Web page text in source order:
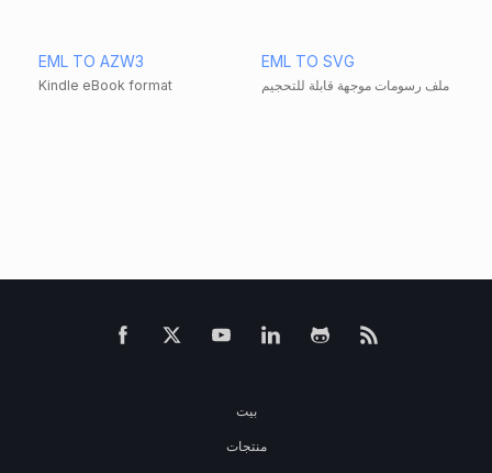
EML TO AZW3
Kindle eBook format
EML TO SVG
ملف رسومات موجهة قابلة للتحجيم
بيت
منتجات